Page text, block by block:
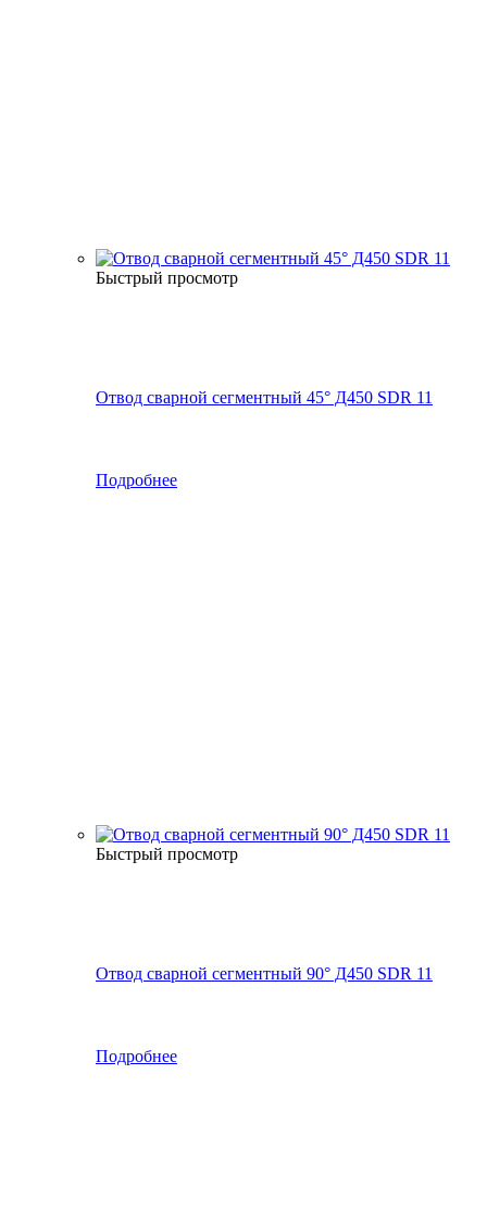
Быстрый просмотр
Отвод сварной сегментный 45° Д450 SDR 11
Подробнее
Быстрый просмотр
Отвод сварной сегментный 90° Д450 SDR 11
Подробнее